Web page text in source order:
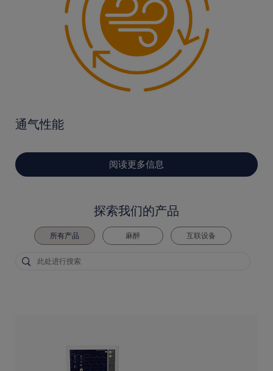
通气性能
阅读更多信息
探索我们的产品
所有产品 麻醉 互联设备